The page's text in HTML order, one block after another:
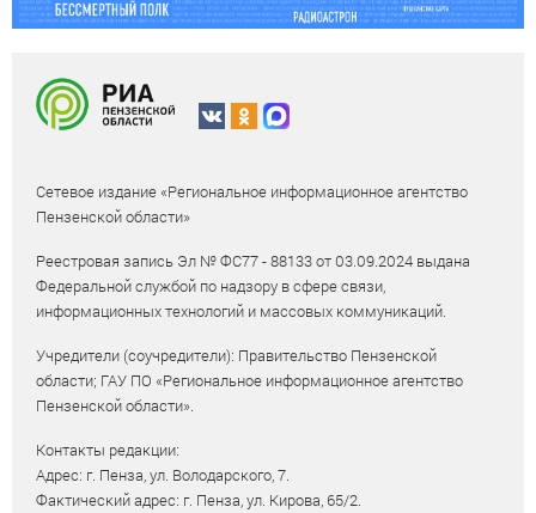
Сетевое издание «Региональное информационное агентство
Пензенской области»
Реестровая запись Эл № ФС77 - 88133 от 03.09.2024 выдана
Федеральной службой по надзору в сфере связи,
информационных технологий и массовых коммуникаций.
Учредители (соучредители): Правительство Пензенской
области; ГАУ ПО «Региональное информационное агентство
Пензенской области».
Контакты редакции:
Адрес: г. Пенза, ул. Володарского, 7.
Фактический адрес: г. Пенза, ул. Кирова, 65/2.